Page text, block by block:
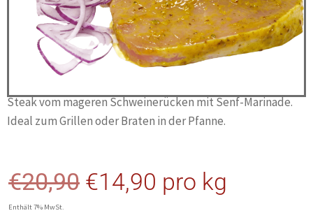
Steak vom mageren Schweinerücken mit Senf-Marinade.
Ideal zum Grillen oder Braten in der Pfanne.
€20,90 €14,90 pro kg
Enthält 7% MwSt.